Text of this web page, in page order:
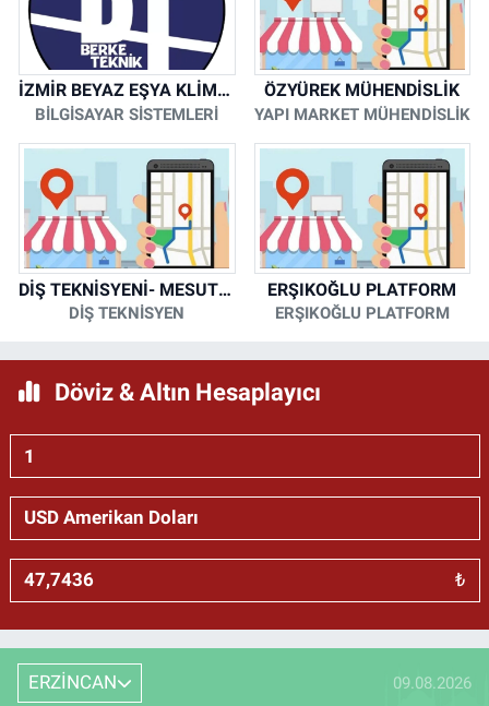
İZMİR BEYAZ EŞYA KLİMA KOMBİ SERVİSİ
BİLGİSAYAR SİSTEMLERİ
ÖZYÜREK MÜHENDİSLİK
YAPI MARKET MÜHENDİSLİK
DİŞ TEKNİSYENİ- MESUT KORKMAZ
DİŞ TEKNİSYEN
ERŞIKOĞLU PLATFORM
ERŞIKOĞLU PLATFORM
Döviz & Altın Hesaplayıcı
₺
ERZİNCAN 09.08.2026